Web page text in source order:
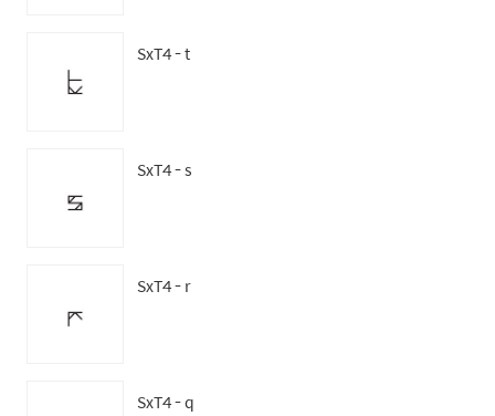
SxT4 - t
SxT4 - s
SxT4 - r
SxT4 - q